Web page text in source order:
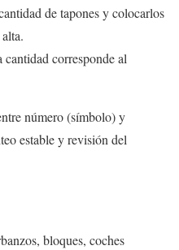
de tapones y colocarlos
corresponde al
número (símbolo) y
estable y revisión del
bloques, coches